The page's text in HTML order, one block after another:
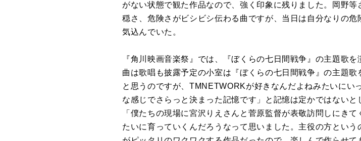
がない状態で観た作品なので、強く印象に残りました。岡野
穏さ、危険さがビシビシ伝わる曲ですが、当日は自分なりの
気込んでいた。
『角川映画音楽祭』では、『ぼくらの七日間戦争』の主題歌
曲は歌唱も披露予定の小室は『ぼくらの七日間戦争』の主題
と思うのですが、TMNETWORKが好きなんだよねみたいにい
な感じでさらっと決まった記憶です」と記憶は定かではない
「僕たちの現場に宮沢りえさんと菅原監督が表敬訪問しにき
たいに育っていくんだろうなって思いました。主役の方とい